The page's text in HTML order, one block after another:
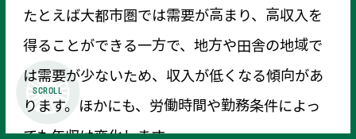
SCROLL
たとえば大都市圏では需要が高まり、高収入を
得ることができる一方で、地方や田舎の地域で
は需要が少ないため、収入が低くなる傾向があ
ります。ほかにも、労働時間や勤務条件によっ
ても年収は変化します。